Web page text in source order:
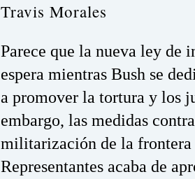
Travis Morales
Parece que la nueva ley de
espera mientras Bush se
a promover la tortura y los
embargo, las medidas
militarización de la frontera
Representantes acaba de